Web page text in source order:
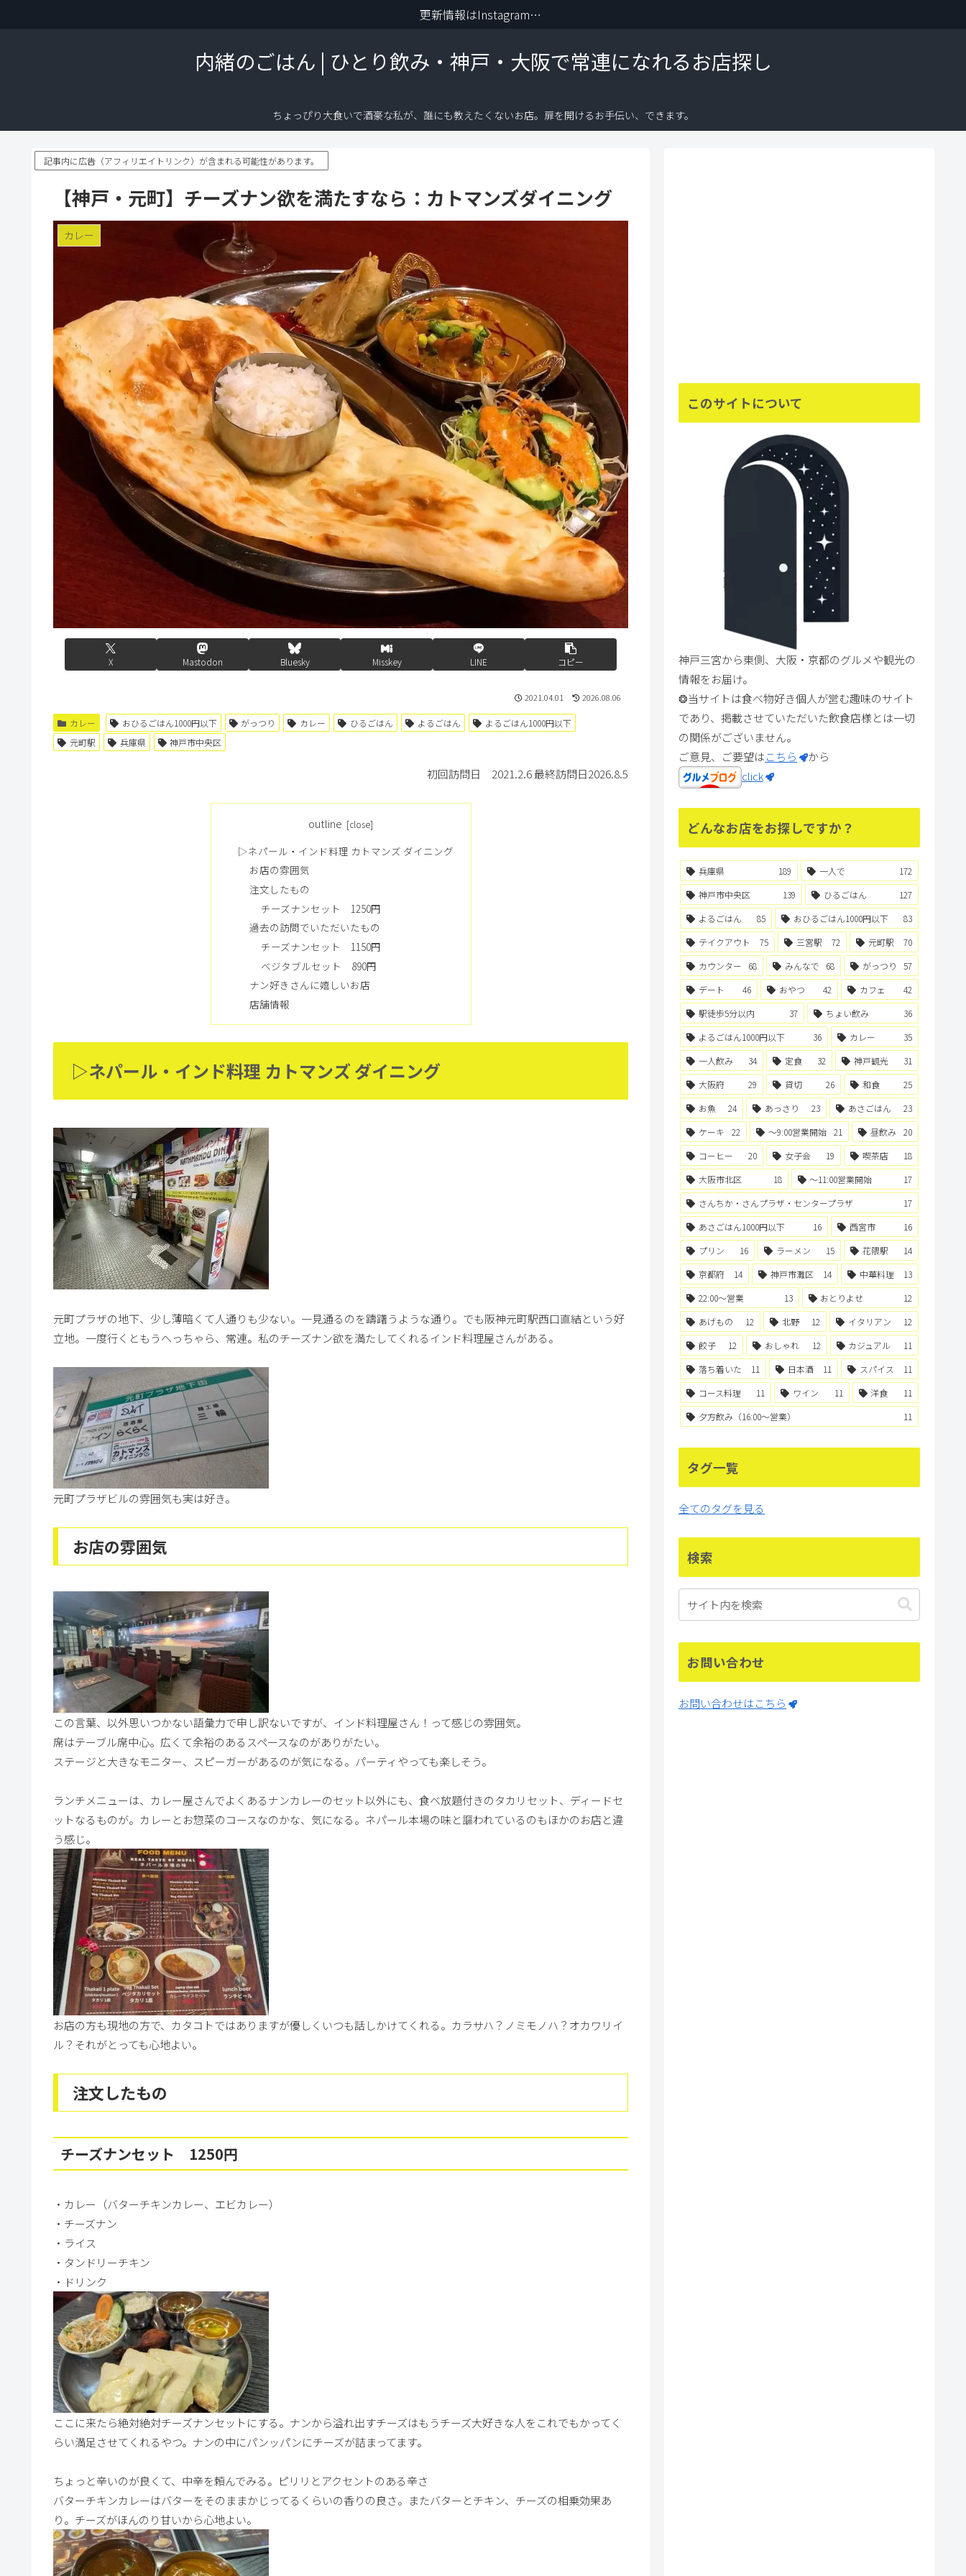
内緒のごはん | ひとり飲み・神戸・大阪で常連になれるお店探し
ちょっぴり大食いで酒豪な私が、誰にも教えたくないお店。扉を開けるお手伝い、できます。
更新情報はInstagramから
記事内に広告（アフィリエイトリンク）が含まれる可能性があります。
【神戸・元町】チーズナン欲を満たすなら：カトマンズダイニング
カレー
X Mastodon Bluesky Misskey LINE コピー
2021.04.01 2026.08.06
カレー おひるごはん1000円以下 がっつり カレー ひるごはん よるごはん
よるごはん1000円以下
元町駅
兵庫県 神戸市中央区
初回訪問日 2021.2.6 最終訪問日2026.8.5
outline
▷ネパール・インド料理 カトマンズ ダイニング
お店の雰囲気
注文したもの
チーズナンセット 1250円
過去の訪問でいただいたもの
チーズナンセット 1150円
ベジタブルセット 890円
ナン好きさんに嬉しいお店
店舗情報
▷ネパール・インド料理 カトマンズ ダイニング
元町プラザの地下、少し薄暗くて人通りも少ない。一見通るのを躊躇うような通り。でも阪神元町駅西口直結という好
立地。一度行くともうへっちゃら、常連。私のチーズナン欲を満たしてくれるインド料理屋さんがある。
元町プラザビルの雰囲気も実は好き。
お店の雰囲気
この言葉、以外思いつかない語彙力で申し訳ないですが、インド料理屋さん！って感じの雰囲気。
席はテーブル席中心。広くて余裕のあるスペースなのがありがたい。
ステージと大きなモニター、スピーガーがあるのが気になる。パーティやっても楽しそう。
ランチメニューは、カレー屋さんでよくあるナンカレーのセット以外にも、食べ放題付きのタカリセット、ディードセ
ットなるものが。カレーとお惣菜のコースなのかな、気になる。ネパール本場の味と謳われているのもほかのお店と違
う感じ。
お店の方も現地の方で、カタコトではありますが優しくいつも話しかけてくれる。カラサハ？ノミモノハ？オカワリイ
ル？それがとっても心地よい。
注文したもの
チーズナンセット 1250円
・カレー（バターチキンカレー、エビカレー）
・チーズナン
・ライス
・タンドリーチキン
・ドリンク
ここに来たら絶対絶対チーズナンセットにする。ナンから溢れ出すチーズはもうチーズ大好きな人をこれでもかってく
らい満足させてくれるやつ。ナンの中にパンッパンにチーズが詰まってます。
ちょっと辛いのが良くて、中辛を頼んでみる。ピリリとアクセントのある辛さ
バターチキンカレーはバターをそのままかじってるくらいの香りの良さ。またバターとチキン、チーズの相乗効果あ
り。チーズがほんのり甘いから心地よい。
このサイトについて
神戸三宮から東側、大阪・京都のグルメや観光の
情報をお届け。
❂当サイトは食べ物好き個人が営む趣味のサイト
であり、掲載させていただいた飲食店様とは一切
の関係がございません。
ご意見、ご要望はこちら
から
click
どんなお店をお探しですか？
兵庫県 189 一人で
172
神戸市中央区
139 ひるごはん
127
よるごはん
85 おひるごはん1000円以下
83
テイクアウト
75 三宮駅 72 元町駅
70
カウンター
68 みんなで 68 がっつり
57
デート
46 おやつ 42 カフェ
42
駅徒歩5分以内
37 ちょい飲み
36
よるごはん1000円以下
36 カレー
35
一人飲み
34 定食 32 神戸観光
31
大阪府
29 貸切 26 和食
25
お魚
24 あっさり 23 あさごはん
23
ケーキ
22 〜9:00営業開始 21 昼飲み
20
コーヒー
20 女子会 19 喫茶店
18
大阪市北区
18 〜11:00営業開始
17
さんちか・さんプラザ・センタープラザ
17
あさごはん1000円以下
16 西宮市
16
プリン
16 ラーメン 15 花隈駅
14
京都府
14 神戸市灘区 14 中華料理
13
22:00〜営業
13 おとりよせ
12
あげもの
12 北野 12 イタリアン
12
餃子
12 おしゃれ 12 カジュアル
11
落ち着いた
11 日本酒 11 スパイス
11
コース料理
11 ワイン 11 洋食
11
夕方飲み（16:00〜営業）
11
タグ一覧
全てのタグを見る
検索
お問い合わせ
お問い合わせはこちら